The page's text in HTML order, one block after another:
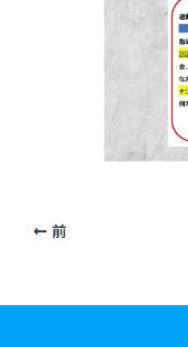
前